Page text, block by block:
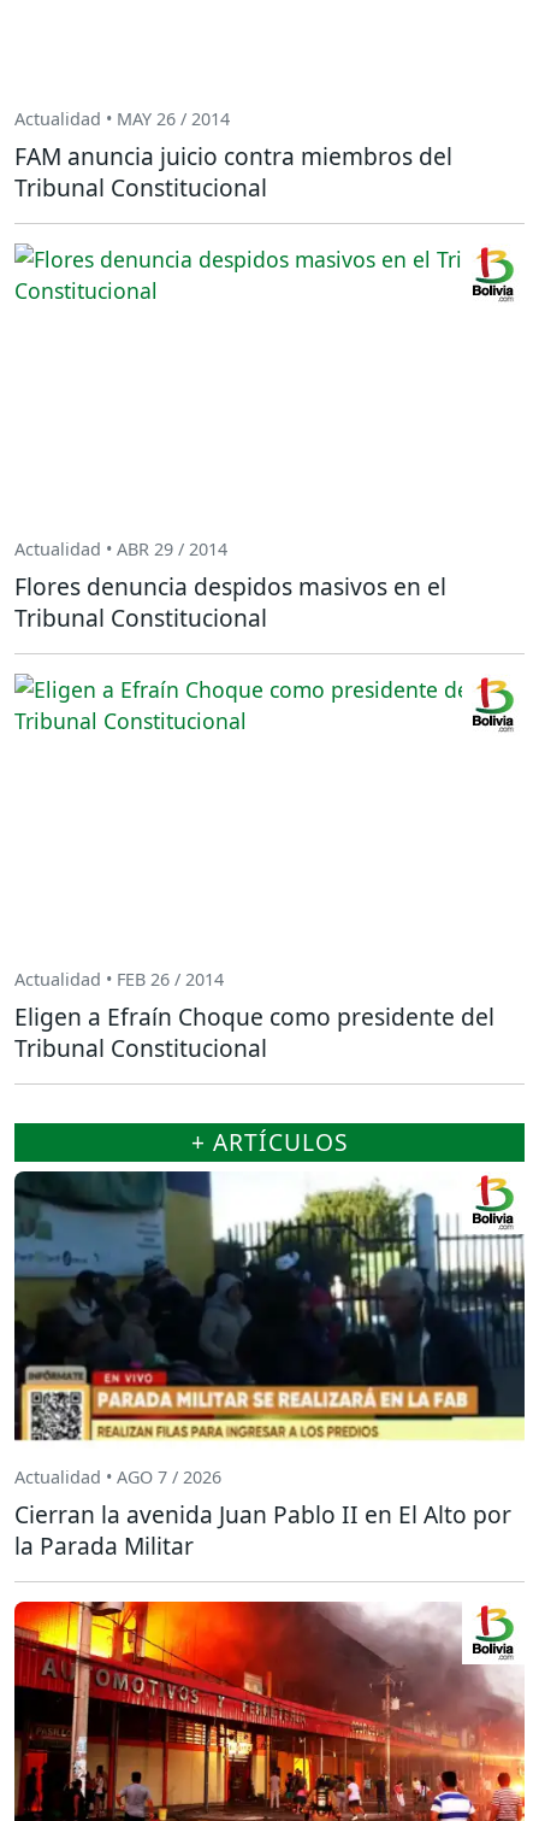
Actualidad • MAY 26 / 2014
FAM anuncia juicio contra miembros del
Tribunal Constitucional
Actualidad • ABR 29 / 2014
Flores denuncia despidos masivos en el
Tribunal Constitucional
Actualidad • FEB 26 / 2014
Eligen a Efraín Choque como presidente del
Tribunal Constitucional
+ ARTÍCULOS
Actualidad • AGO 7 / 2026
Cierran la avenida Juan Pablo II en El Alto por
la Parada Militar